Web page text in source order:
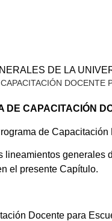
DE LA
DOCENTE
DE CAPACITACIÓN
de
lineamientos generales
el presente Capítulo.
Docente para